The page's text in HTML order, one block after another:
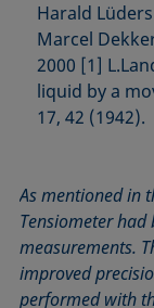
Harald
Marcel
2000 [1]
liquid by a
17, 42 (1942).
As mentioned in
Tensiometer
measurements.
improved
performed with